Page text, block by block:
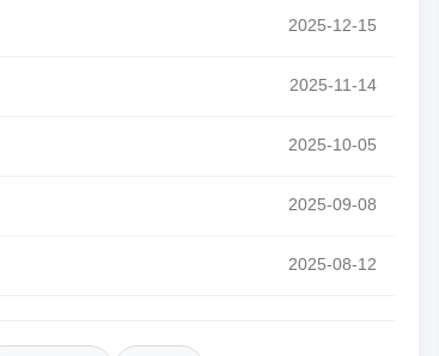
2025-12-15
2025-11-14
2025-10-05
2025-09-08
2025-08-12